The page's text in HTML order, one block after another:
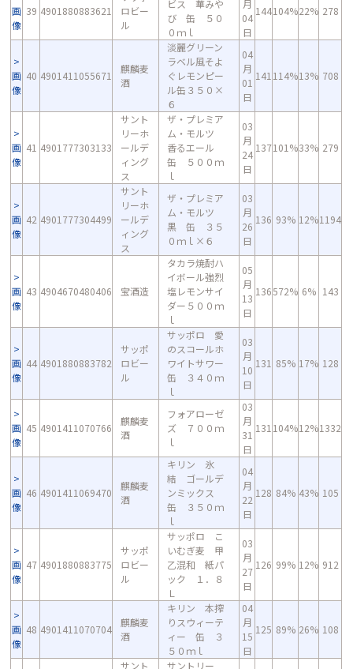
画
像
39 4901880883621
ロビー
ル
ビス 華みや
び 缶 ５０
０ｍｌ
月
04
日
144104%22% 278
画
像
40 4901411055671
麒麟麦
酒
淡麗グリーン
ラベル風そよ
ぐレモンピー
ル缶３５０×
６
04
月
01
日
141 114%13% 708
画
像
41 4901777303133
サント
リーホ
ールデ
ィング
ス
ザ・プレミア
ム・モルツ
香るエール
缶 ５００ｍ
ｌ
03
月
24
日
137101%33% 279
画
像
42 4901777304499
サント
リーホ
ールデ
ィング
ス
ザ・プレミア
ム・モルツ
黒 缶 ３５
０ｍｌ×６
03
月
26
日
136 93% 12%1194
画
像
43 4904670480406 宝酒造
タカラ焼酎ハ
イボール強烈
塩レモンサイ
ダー５００ｍ
ｌ
05
月
13
日
136572% 6% 143
画
像
44 4901880883782
サッポ
ロビー
ル
サッポロ 愛
のスコールホ
ワイトサワー
缶 ３４０ｍ
ｌ
03
月
10
日
131 85% 17% 128
画
像
45 4901411070766
麒麟麦
酒
フォアローゼ
ズ ７００ｍ
ｌ
03
月
31
日
131 104%12%1332
画
像
46 4901411069470
麒麟麦
酒
キリン 氷
結 ゴールデ
ンミックス
缶 ３５０ｍ
ｌ
04
月
22
日
128 84% 43% 105
画
像
47 4901880883775
サッポ
ロビー
ル
サッポロ こ
いむぎ麦 甲
乙混和 紙パ
ック １．８
Ｌ
03
月
27
日
126 99% 12% 912
画
像
48 4901411070704
麒麟麦
酒
キリン 本搾
りスウィーテ
ィー 缶 ３
５０ｍｌ
04
月
15
日
125 89% 26% 108
サント
サントリー